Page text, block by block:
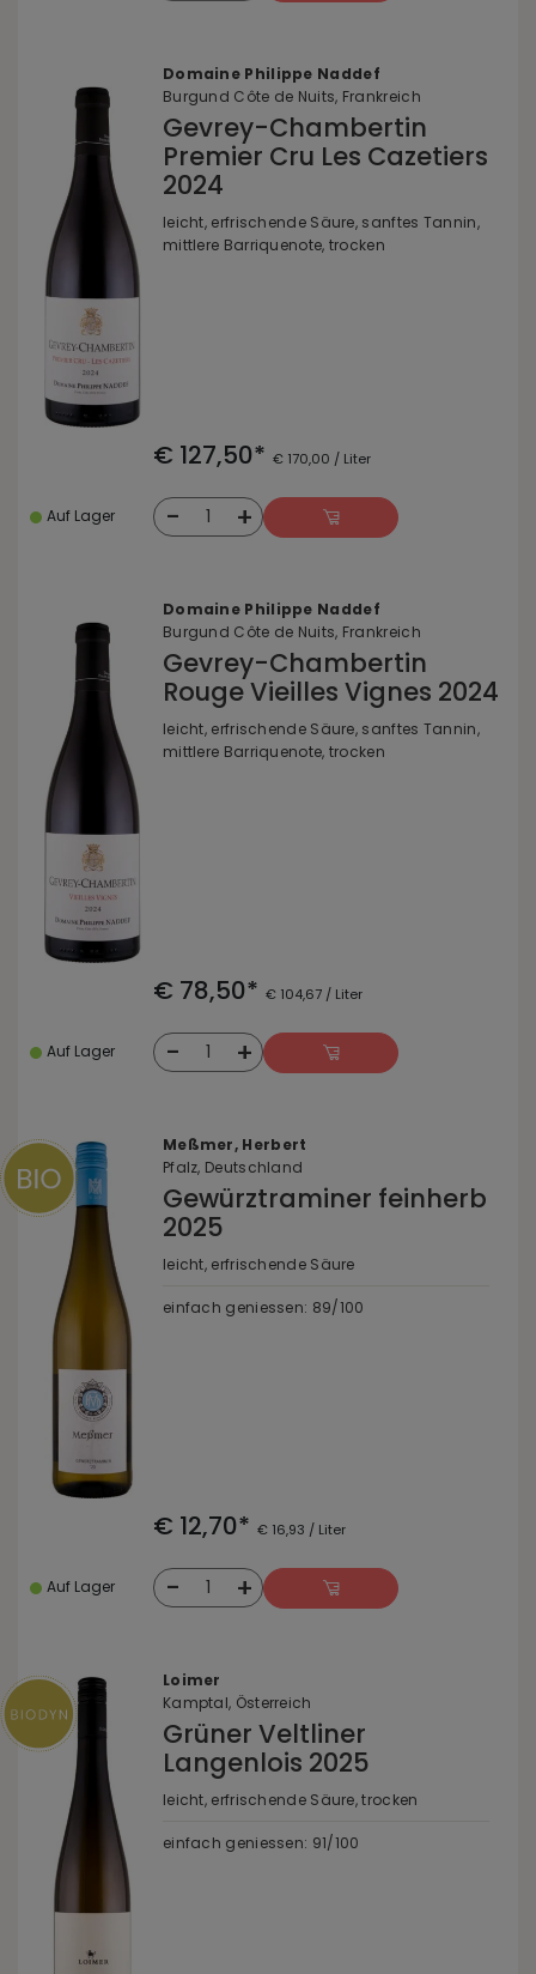
Domaine Philippe Naddef
Burgund Côte de Nuits, Frankreich
Gevrey-Chambertin
Premier Cru Les Cazetiers
2024
leicht, erfrischende Säure, sanftes Tannin,
mittlere Barriquenote, trocken
€ 127,50* € 170,00 / Liter
Auf Lager - 1 +
Domaine Philippe Naddef
Burgund Côte de Nuits, Frankreich
Gevrey-Chambertin
Rouge Vieilles Vignes 2024
leicht, erfrischende Säure, sanftes Tannin,
mittlere Barriquenote, trocken
€ 78,50* € 104,67 / Liter
Auf Lager - 1 +
Meßmer, Herbert
Pfalz, Deutschland
Gewürztraminer feinherb
2025
leicht, erfrischende Säure
einfach geniessen: 89/100
€ 12,70* € 16,93 / Liter
Auf Lager - 1 +
Loimer
Kamptal, Österreich
Grüner Veltliner
Langenlois 2025
leicht, erfrischende Säure, trocken
einfach geniessen: 91/100